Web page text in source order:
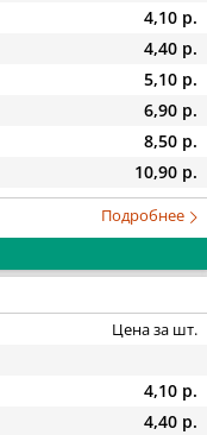
4,10 р.
4,40 р.
5,10 р.
6,90 р.
8,50 р.
10,90 р.
Подробнее
Цена за шт.
4,10 р.
4,40 р.